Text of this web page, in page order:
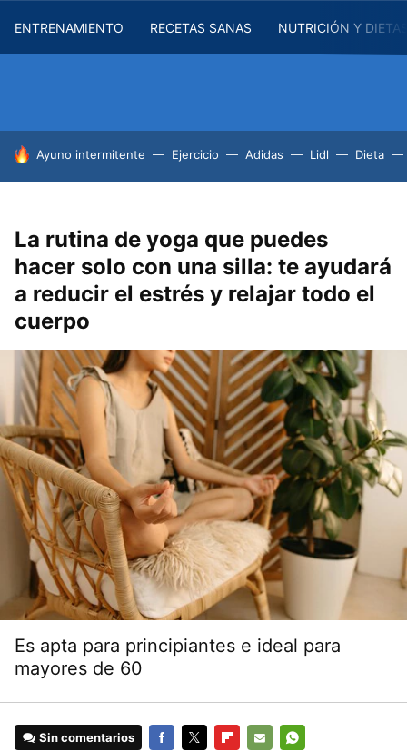
ENTRENAMIENTO RECETAS SANAS NUTRICIÓN Y
HOY SE HABLA DE
Ayuno intermitente Ejercicio Adidas Lidl Dieta
La rutina de yoga que puedes
hacer solo con una silla: te ayudará
a reducir el estrés y relajar todo el
cuerpo
Es apta para principiantes e ideal para
mayores de 60
Sin comentarios